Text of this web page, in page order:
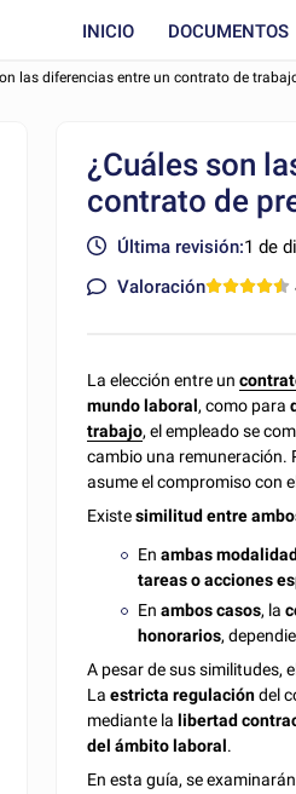
INICIO DOCUMENTOS
las diferencias entre un contrato de
¿Cuáles son
contrato de
Última revisión:1 de
Valoración
La elección entre un
mundo laboral, como para
trabajo, el empleado se
cambio una remuneración.
asume el compromiso con
Existesimilitud entre
Enambas
tareas o acciones
Enambos casos, la
honorarios,
A pesar de sus similitudes,
Laestricta regulacióndel
mediante la libertad
del ámbito laboral.
En esta guía, se